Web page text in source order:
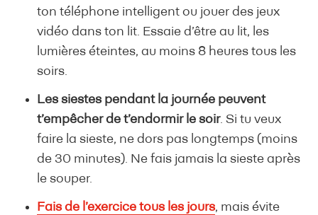
ton téléphone intelligent ou jouer des jeux
vidéo dans ton lit. Essaie d’être au lit, les
lumières éteintes, au moins 8 heures tous les
soirs.
Les siestes pendant la journée peuvent
t’empêcher de t’endormir le soir. Si tu veux
faire la sieste, ne dors pas longtemps (moins
de 30 minutes). Ne fais jamais la sieste après
le souper.
Fais de l’exercice tous les jours, mais évite